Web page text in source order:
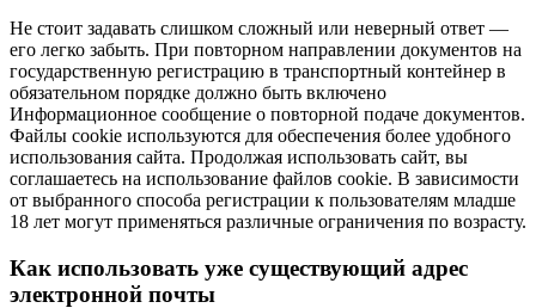
Не стоит задавать слишком сложный или неверный ответ —
его легко забыть. При повторном направлении документов на
государственную регистрацию в транспортный контейнер в
обязательном порядке должно быть включено
Информационное сообщение о повторной подаче документов.
Файлы cookie используются для обеспечения более удобного
использования сайта. Продолжая использовать сайт, вы
соглашаетесь на использование файлов cookie. В зависимости
от выбранного способа регистрации к пользователям младше
18 лет могут применяться различные ограничения по возрасту.
Как использовать уже существующий адрес
электронной почты